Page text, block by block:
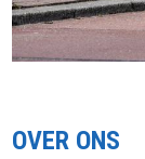
OVER ONS